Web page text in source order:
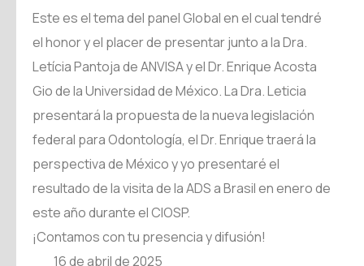
Este es el tema del panel Global en el cual tendré
el honor y el placer de presentar junto a la Dra.
Letícia Pantoja de ANVISA y el Dr. Enrique Acosta
Gio de la Universidad de México. La Dra. Leticia
presentará la propuesta de la nueva legislación
federal para Odontología, el Dr. Enrique traerá la
perspectiva de México y yo presentaré el
resultado de la visita de la ADS a Brasil en enero de
este año durante el CIOSP.
¡Contamos con tu presencia y difusión!
16 de abril de 2025